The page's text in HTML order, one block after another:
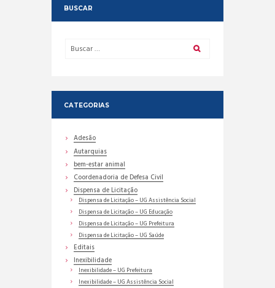
BUSCAR
CATEGORIAS
Adesão
Autarquias
bem-estar animal
Coordenadoria de Defesa Civil
Dispensa de Licitação
Dispensa de Licitação – UG Assistência Social
Dispensa de Licitação – UG Educação
Dispensa de Licitação – UG Prefeitura
Dispensa de Licitação – UG Saúde
Editais
Inexibilidade
Inexibilidade – UG Prefeitura
Inexibilidade – UG Assistência Social